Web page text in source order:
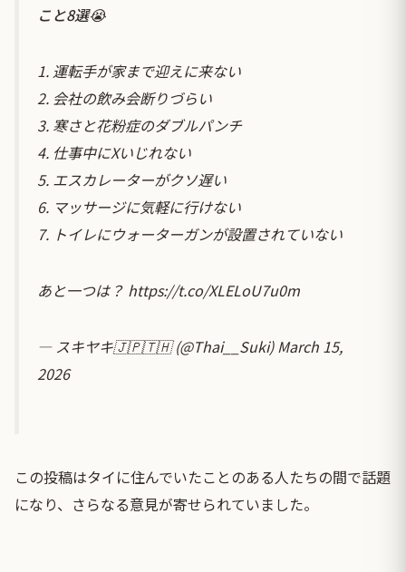
こと8選😭
1. 運転手が家まで迎えに来ない
2. 会社の飲み会断りづらい
3. 寒さと花粉症のダブルパンチ
4. 仕事中にXいじれない
5. エスカレーターがクソ遅い
6. マッサージに気軽に行けない
7. トイレにウォーターガンが設置されていない
あと一つは？ https://t.co/XLELoU7u0m
— スキヤキ🇯🇵🇹🇭 (@Thai__Suki)March 15,
2026
この投稿はタイに住んでいたことのある人たちの間で話題
になり、さらなる意見が寄せられていました。